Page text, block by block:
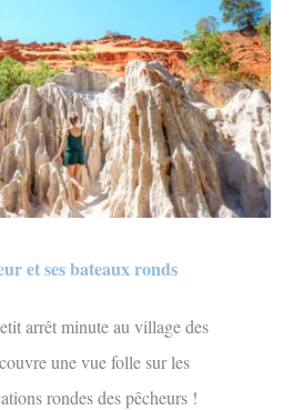
et ses bateaux ronds
arrêt minute au village des
une vue folle sur les
rondes des pêcheurs !